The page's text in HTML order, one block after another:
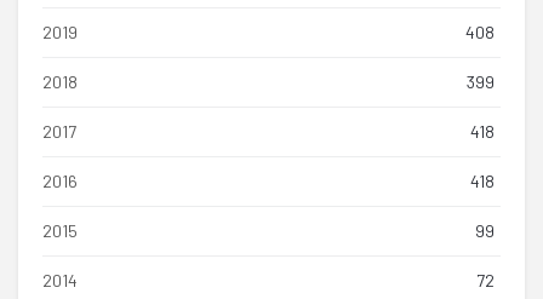
2019 408
2018 399
2017 418
2016 418
2015 99
2014 72